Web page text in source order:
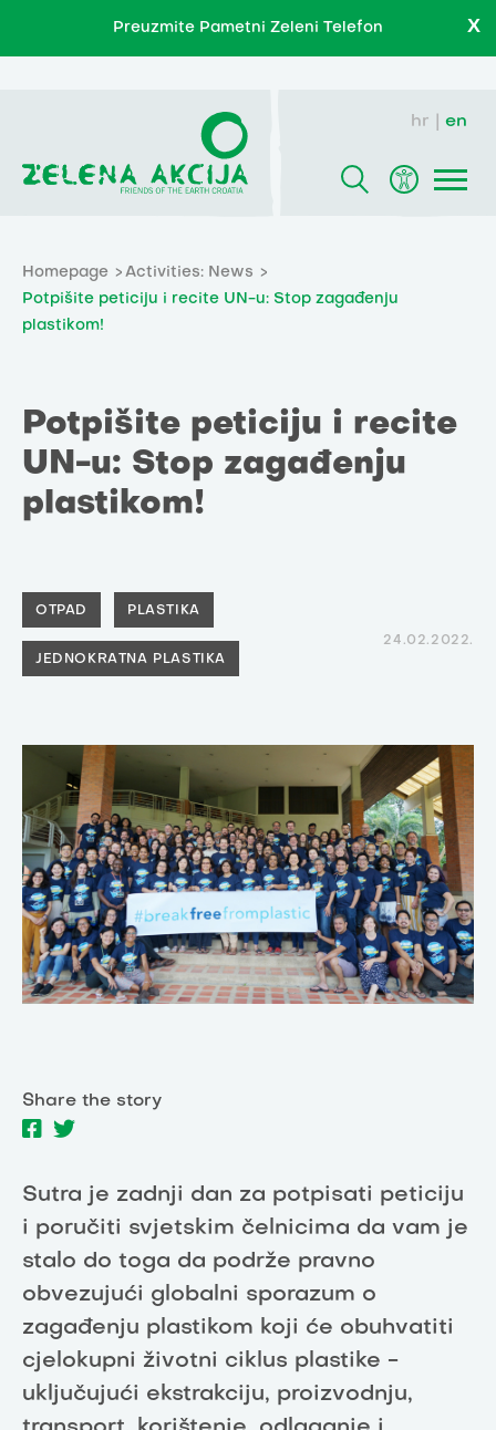
Preuzmite Pametni Zeleni Telefon X
hr en
Homepage
Activities: News
Potpišite peticiju i recite UN-u: Stop zagađenju
plastikom!
Potpišite peticiju i recite
UN-u: Stop zagađenju
plastikom!
OTPAD PLASTIKA
JEDNOKRATNA PLASTIKA
24.02.2022.
Share the story
Sutra je zadnji dan za potpisati peticiju
i poručiti svjetskim čelnicima da vam je
stalo do toga da podrže pravno
obvezujući globalni sporazum o
zagađenju plastikom koji će obuhvatiti
cjelokupni životni ciklus plastike -
uključujući ekstrakciju, proizvodnju,